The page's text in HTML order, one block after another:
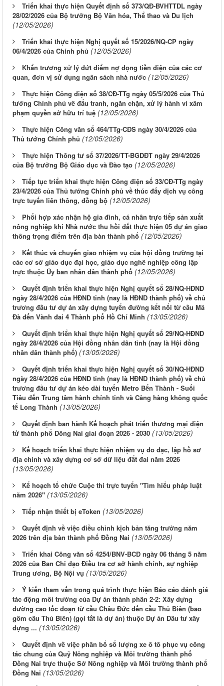
Triển khai thực hiện Quyết định số 373/QĐ-BVHTTDL ngày
28/02/2026 của Bộ trưởng Bộ Văn hóa, Thể thao và Du lịch
(12/05/2026)
Triển khai thực hiện Nghị quyết số 15/2026/NQ-CP ngày
06/4/2026 của Chính phủ (12/05/2026)
Khẩn trương xử lý dứt điểm nợ đọng tiền điện của các cơ
quan, đơn vị sử dụng ngân sách nhà nước (12/05/2026)
Thực hiện Công điện số 38/CĐ-TTg ngày 05/5/2026 của Thủ
tướng Chính phủ về đấu tranh, ngăn chặn, xử lý hành vi xâm
phạm quyền sở hữu trí tuệ (12/05/2026)
Thực hiện Công văn số 464/TTg-CĐS ngày 30/4/2026 của
Thủ tướng Chính phủ (12/05/2026)
Thực hiện Thông tư số 37/2026/TT-BGDĐT ngày 29/4/2026
của Bộ trưởng Bộ Giáo dục và Đào tạo (12/05/2026)
Tiếp tục triển khai thực hiện Công điện số 33/CĐ-TTg ngày
23/4/2026 của Thủ tướng Chính phủ về thúc đẩy dịch vụ công
trực tuyến liên thông, đồng bộ (12/05/2026)
Phối hợp xác nhận hộ gia đình, cá nhân trực tiếp sản xuất
nông nghiệp khi Nhà nước thu hồi đất thực hiện 05 dự án giao
thông trọng điểm trên địa bàn thành phố (12/05/2026)
Kết thúc và chuyển giao nhiệm vụ của hội đồng trường tại
các cơ sở giáo dục đại học, giáo dục nghề nghiệp công lập
trực thuộc Ủy ban nhân dân thành phố (12/05/2026)
Quyết định triển khai thực hiện Nghị quyết số 28/NQ-HĐND
ngày 28/4/2026 của HĐND tỉnh (nay là HĐND thành phố) về chủ
trương đầu tư dự án xây dựng tuyến đường kết nối từ cầu Mã
Đà đến Vành đai 4 Thành phố Hồ Chí Minh (13/05/2026)
Quyết định triển khai thực hiện Nghị quyết số 29/NQ-HĐND
ngày 28/4/2026 của Hội đồng nhân dân tỉnh (nay là Hội đồng
nhân dân thành phố) (13/05/2026)
Quyết định triển khai thực hiện Nghị quyết số 30/NQ-HĐND
ngày 28/4/2026 của HĐND tỉnh (nay là HĐND thành phố) về chủ
trương đầu tư dự án kéo dài tuyến Metro Bến Thành - Suối
Tiêu đến Trung tâm hành chính tỉnh và Cảng hàng không quốc
tế Long Thành (13/05/2026)
Quyết định ban hành Kế hoạch phát triển thương mại điện
tử thành phố Đồng Nai giai đoạn 2026 - 2030 (13/05/2026)
Kế hoạch triển khai thực hiện nhiệm vụ đo đạc, lập hồ sơ
địa chính và xây dựng cơ sở dữ liệu đất đai năm 2026
(13/05/2026)
Kế hoạch tổ chức Cuộc thi trực tuyến "Tìm hiểu pháp luật
năm 2026" (13/05/2026)
Tiếp nhận thiết bị eToken (13/05/2026)
Quyết định về việc điều chỉnh kịch bản tăng trưởng năm
2026 trên địa bàn thành phố Đồng Nai (13/05/2026)
Triển khai Công văn số 4254/BNV-BCĐ ngày 06 tháng 5 năm
2026 của Ban Chỉ đạo Điều tra cơ sở hành chính, sự nghiệp
Trung ương, Bộ Nội vụ (13/05/2026)
Ý kiến tham vấn trong quá trình thực hiện Báo cáo đánh giá
tác động môi trường của Dự án thành phần 2-2: Xây dựng
đường cao tốc đoạn từ cầu Châu Đức đến cầu Thủ Biên (bao
gồm cầu Thủ Biên) (gọi tắt là dự án) thuộc Dự án Đầu tư xây
dựng ... (13/05/2026)
Quyết định về việc phân bổ số lượng xe ô tô phục vụ công
tác chung của Quỹ Nông nghiệp và Môi trường thành phố
Đồng Nai trực thuộc Sở Nông nghiệp và Môi trường thành phố
Đồng Nai (13/05/2026)